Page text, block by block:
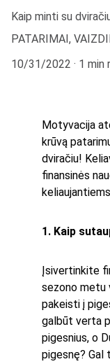
Kaip minti su
PATARIMAI,
10/31/2022
1 min
Motyvacija
krūvą
dviračiu!
finansinės
1. Kaip
Įsivertinkite
sezono metu
pakeisti į
galbūt verta
pigesnius, o
pigesnę? Gal